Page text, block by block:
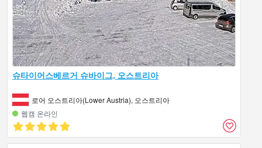
슈타이어스베르거 슈바이그, 오스트리아
로어 오스트리아(Lower Austria), 오스트리아
웹캠 온라인